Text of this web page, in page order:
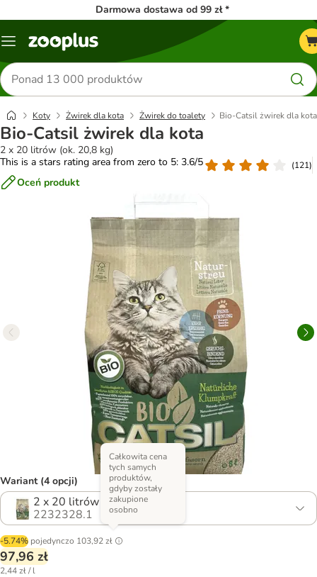
Darmowa dostawa od 99 zł *
Menu
Szukaj
produktów
Koty Żwirek dla kota Żwirek do toalety Bio-Catsil żwirek dla kota
Bio-Catsil żwirek dla kota
2 x 20 litrów (ok. 20,8 kg)
This is a stars rating area from zero to 5: 3.6/5
(121)
Oceń produkt
Wariant (4 opcji)
2 x 20 litrów (ok. 20,8 kg)
2232328.1
-5.74% pojedynczo 103,92 zł
Całkowita cena
tych samych
produktów,
gdyby zostały
zakupione
osobno
97,96 zł
2,44 zł / l